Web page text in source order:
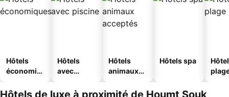
Hôtels
économiq
Hôtels
avec
Hôtels
animaux
Hôtels spa
Hôtels de luxe à proximité de Houmt Souk